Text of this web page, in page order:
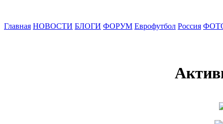
Главная НОВОСТИ БЛОГИ ФОРУМ Еврофутбол Россия